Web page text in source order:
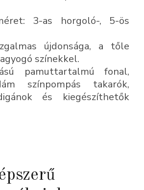
3-as horgoló-, 5-ös
újdonsága, a tőle
színekkel.
pamuttartalmú fonal,
színpompás takarók,
és kiegészíthetők